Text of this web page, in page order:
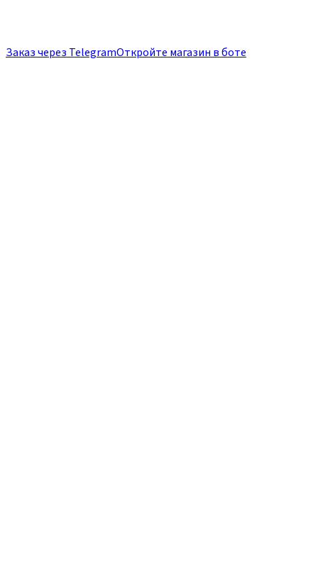
Заказ через TelegramОткройте магазин в боте